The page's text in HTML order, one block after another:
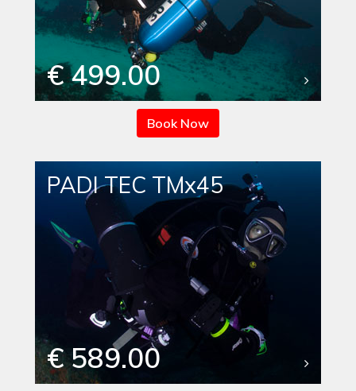
€ 499.00
Book Now
PADI TEC TMx45
€ 589.00